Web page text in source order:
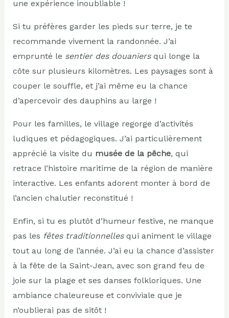
une expérience inoubliable !
Si tu préfères garder les pieds sur terre, je te
recommande vivement la randonnée. J’ai
emprunté le sentier des douaniersqui longe la
côte sur plusieurs kilomètres. Les paysages sont à
couper le souffle, et j’ai même eu la chance
d’apercevoir des dauphins au large !
Pour les familles, le village regorge d’activités
ludiques et pédagogiques. J’ai particulièrement
apprécié la visite du musée de la pêche, qui
retrace l’histoire maritime de la région de manière
interactive. Les enfants adorent monter à bord de
l’ancien chalutier reconstitué !
Enfin, si tu es plutôt d’humeur festive, ne manque
pas les fêtes traditionnellesqui animent le village
tout au long de l’année. J’ai eu la chance d’assister
à la fête de la Saint-Jean, avec son grand feu de
joie sur la plage et ses danses folkloriques. Une
ambiance chaleureuse et conviviale que je
n’oublierai pas de sitôt !